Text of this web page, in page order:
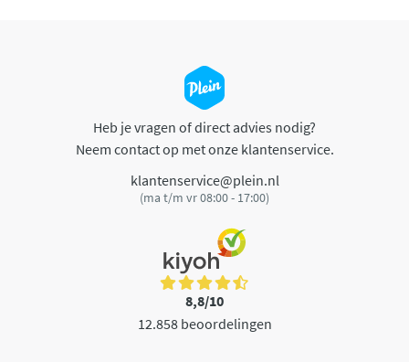
Heb je vragen of direct advies nodig?
Neem contact op met onze klantenservice.
klantenservice@plein.nl
(ma t/m vr 08:00 - 17:00)
8,8/10
12.858 beoordelingen